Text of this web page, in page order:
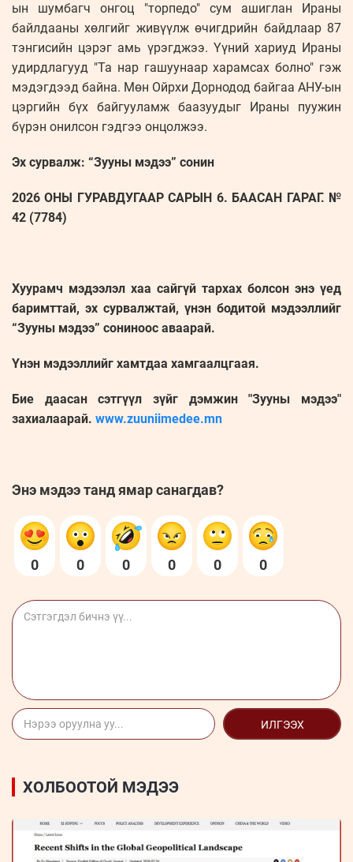
ын шумбагч онгоц "торпедо" сум ашиглан Ираны
байлдааны хөлгийг живүүлж өчигдрийн байдлаар 87
тэнгисийн цэрэг амь үрэгджээ. Үүний хариуд Ираны
удирдлагууд "Та нар гашуунаар харамсах болно" гэж
мэдэгдээд байна. Мөн Ойрхи Дорнодод байгаа АНУ-ын
цэргийн бүх байгууламж баазуудыг Ираны пуужин
бүрэн онилсон гэдгээ онцолжээ.
Эх сурвалж: “Зууны мэдээ” сонин
2026 ОНЫ ГУРАВДУГААР САРЫН 6. БААСАН ГАРАГ. №
42 (7784)
Хуурамч мэдээлэл хаа сайгүй тархах болсон энэ үед
баримттай, эх сурвалжтай, үнэн бодитой мэдээллийг
“Зууны мэдээ” сониноос аваарай.
Үнэн мэдээллийг хамтдаа хамгаалцгаая.
Бие даасан сэтгүүл зүйг дэмжин "Зууны мэдээ"
захиалаарай. www.zuuniimedee.mn
Энэ мэдээ танд ямар санагдав?
0 0 0 0 0 0
ИЛГЭЭХ
ХОЛБООТОЙ МЭДЭЭ